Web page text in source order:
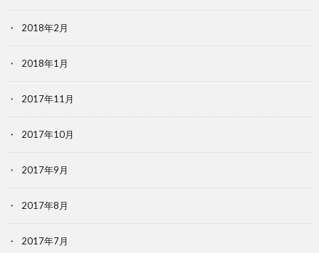
2018年2月
2018年1月
2017年11月
2017年10月
2017年9月
2017年8月
2017年7月